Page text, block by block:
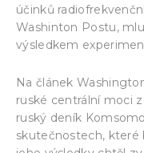
účinků
Washinton Postu,
výsledkem
Na článek
ruské centrální moci
ruský deník
skutečnostech, které